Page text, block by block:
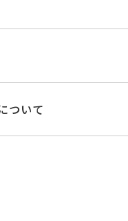
ローゴールド
ダイヤモンド
イア0.12ct
以下の日程にて発送いた
内に発送」の商品
ついて